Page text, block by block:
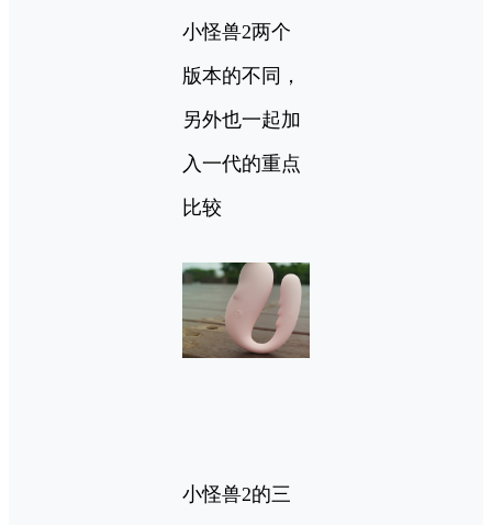
小怪兽2两个
版本的不同，
另外也一起加
入一代的重点
比较
小怪兽2的三